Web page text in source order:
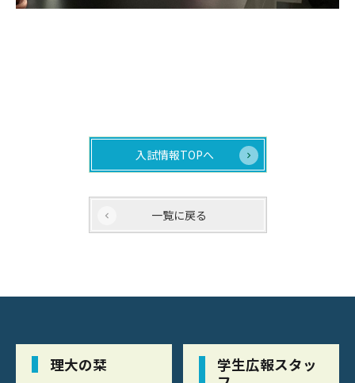
入試情報TOPへ
一覧に戻る
理大の栞
学生広報スタッ